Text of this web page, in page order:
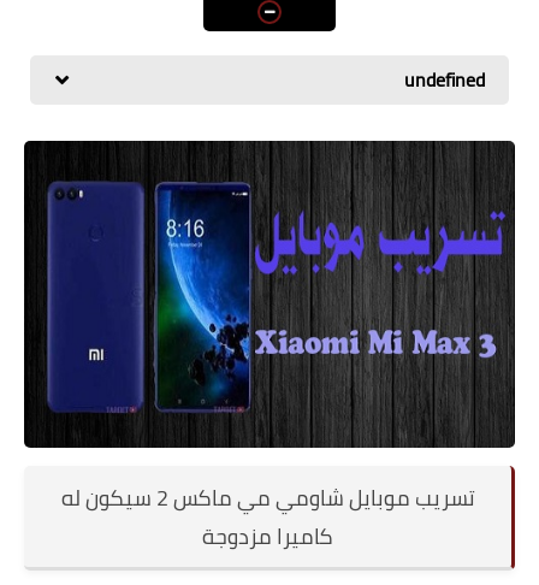
اسعار الهواتف
هواوي
اجهزة جوجل
العامة
مركات الهواتف
undefined
تسريب موبايل شاومي مي ماكس 2 سيكون له
كاميرا مزدوجة